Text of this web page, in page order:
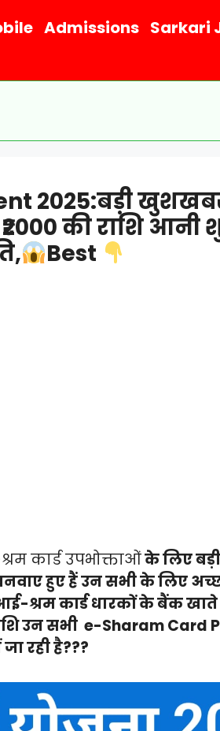
Admissions Sarkari
2025:बड़ी
की राशि आनी
Best
कार्ड उपभोक्ताओंके लिए
हुए हैं उन सभी के लिए
श्रम कार्ड धारकों के बैंक
उन सभी e-Sharam Card
रही है???